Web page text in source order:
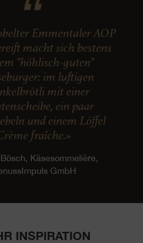
Emmentaler AOP
macht sich bestens
"höhlisch-guten"
im luftigen
mit einer
ein paar
und einem Löffel
fraîche.»
Käsesommelière,
GmbH
INSPIRATION